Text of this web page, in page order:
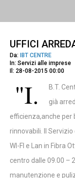
UFFICI
Da:
IBT CENTRE
In: Servizi alle imprese
Il: 28-08-2015 00:00
"I.
B.T.
già
efficienza,anche per
rinnovabili. Il
WI-FI e Lan in Fibra
centro dalle 09.00 –
manutenzione e